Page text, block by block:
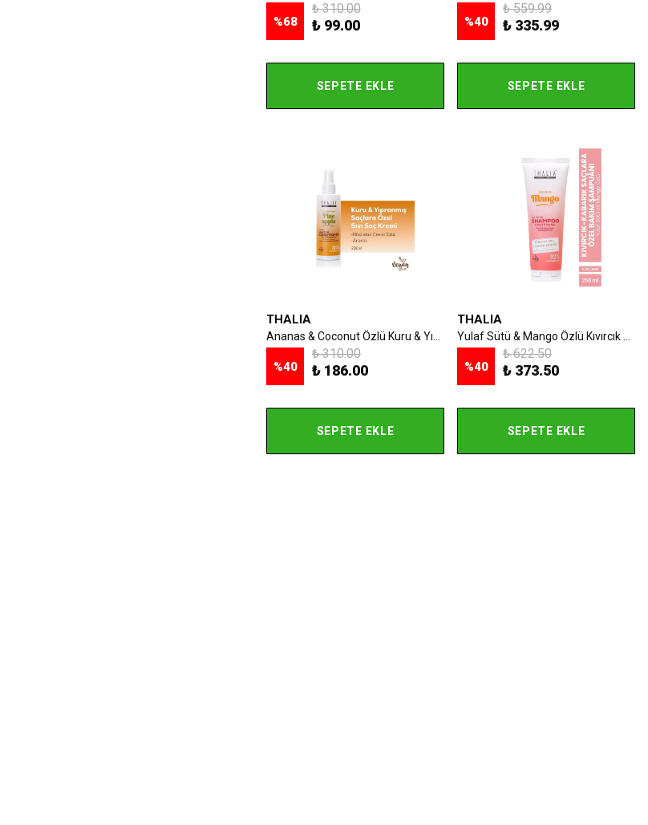
%68
₺ 310.00
₺ 99.00
SEPETE EKLE
%40
₺ 559.99
₺ 335.99
SEPETE EKLE
THALIA
%40
₺ 310.00
₺ 186.00
SEPETE EKLE
THALIA
%40
₺ 622.50
₺ 373.50
SEPETE EKLE